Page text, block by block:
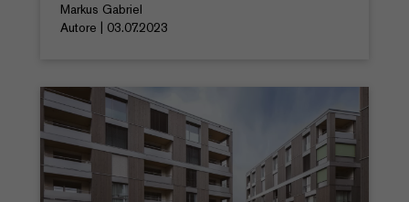
Markus Gabriel
Autore | 03.07.2023